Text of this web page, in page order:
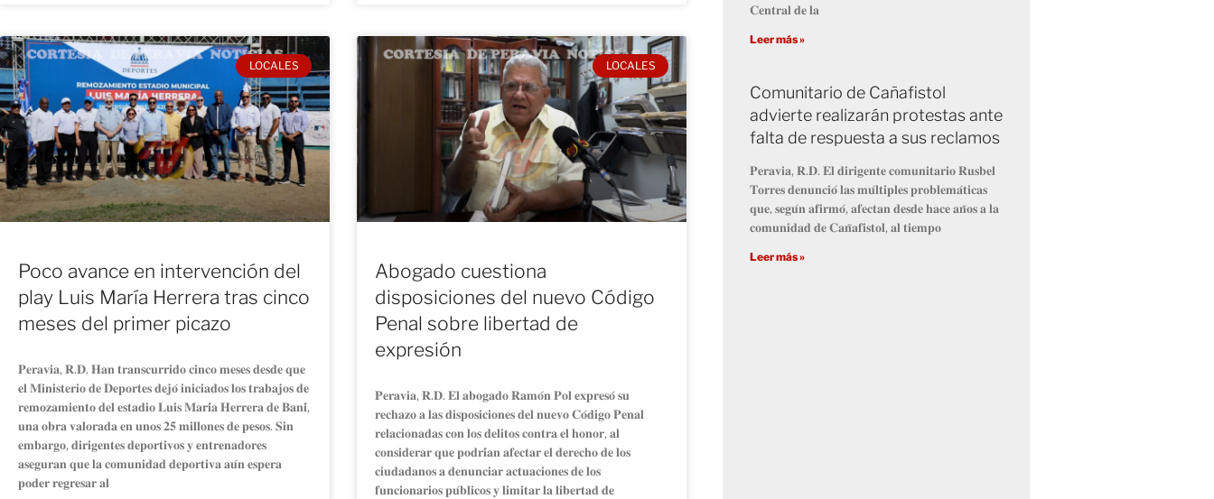
LOCALES
Poco avance en intervención del
play Luis María Herrera tras cinco
meses del primer picazo
𝐏𝐞𝐫𝐚𝐯𝐢𝐚, 𝐑.𝐃. 𝐇𝐚𝐧 𝐭𝐫𝐚𝐧𝐬𝐜𝐮𝐫𝐫𝐢𝐝𝐨 𝐜𝐢𝐧𝐜𝐨 𝐦𝐞𝐬𝐞𝐬 𝐝𝐞𝐬𝐝𝐞 𝐪𝐮𝐞
𝐞𝐥 𝐌𝐢𝐧𝐢𝐬𝐭𝐞𝐫𝐢𝐨 𝐝𝐞 𝐃𝐞𝐩𝐨𝐫𝐭𝐞𝐬 𝐝𝐞𝐣𝐨́ 𝐢𝐧𝐢𝐜𝐢𝐚𝐝𝐨𝐬 𝐥𝐨𝐬 𝐭𝐫𝐚𝐛𝐚𝐣𝐨𝐬 𝐝𝐞
𝐫𝐞𝐦𝐨𝐳𝐚𝐦𝐢𝐞𝐧𝐭𝐨 𝐝𝐞𝐥 𝐞𝐬𝐭𝐚𝐝𝐢𝐨 𝐋𝐮𝐢𝐬 𝐌𝐚𝐫𝐢́𝐚 𝐇𝐞𝐫𝐫𝐞𝐫𝐚 𝐝𝐞 𝐁𝐚𝐧𝐢́,
𝐮𝐧𝐚 𝐨𝐛𝐫𝐚 𝐯𝐚𝐥𝐨𝐫𝐚𝐝𝐚 𝐞𝐧 𝐮𝐧𝐨𝐬 𝟐𝟓 𝐦𝐢𝐥𝐥𝐨𝐧𝐞𝐬 𝐝𝐞 𝐩𝐞𝐬𝐨𝐬. 𝐒𝐢𝐧
𝐞𝐦𝐛𝐚𝐫𝐠𝐨, 𝐝𝐢𝐫𝐢𝐠𝐞𝐧𝐭𝐞𝐬 𝐝𝐞𝐩𝐨𝐫𝐭𝐢𝐯𝐨𝐬 𝐲 𝐞𝐧𝐭𝐫𝐞𝐧𝐚𝐝𝐨𝐫𝐞𝐬
𝐚𝐬𝐞𝐠𝐮𝐫𝐚𝐧 𝐪𝐮𝐞 𝐥𝐚 𝐜𝐨𝐦𝐮𝐧𝐢𝐝𝐚𝐝 𝐝𝐞𝐩𝐨𝐫𝐭𝐢𝐯𝐚 𝐚𝐮́𝐧 𝐞𝐬𝐩𝐞𝐫𝐚
𝐩𝐨𝐝𝐞𝐫 𝐫𝐞𝐠𝐫𝐞𝐬𝐚𝐫 𝐚𝐥
LOCALES
Abogado cuestiona
disposiciones del nuevo Código
Penal sobre libertad de
expresión
𝐏𝐞𝐫𝐚𝐯𝐢𝐚, 𝐑.𝐃. 𝐄𝐥 𝐚𝐛𝐨𝐠𝐚𝐝𝐨 𝐑𝐚𝐦𝐨́𝐧 𝐏𝐨𝐥 𝐞𝐱𝐩𝐫𝐞𝐬𝐨́ 𝐬𝐮
𝐫𝐞𝐜𝐡𝐚𝐳𝐨 𝐚 𝐥𝐚𝐬 𝐝𝐢𝐬𝐩𝐨𝐬𝐢𝐜𝐢𝐨𝐧𝐞𝐬 𝐝𝐞𝐥 𝐧𝐮𝐞𝐯𝐨 𝐂𝐨́𝐝𝐢𝐠𝐨 𝐏𝐞𝐧𝐚𝐥
𝐫𝐞𝐥𝐚𝐜𝐢𝐨𝐧𝐚𝐝𝐚𝐬 𝐜𝐨𝐧 𝐥𝐨𝐬 𝐝𝐞𝐥𝐢𝐭𝐨𝐬 𝐜𝐨𝐧𝐭𝐫𝐚 𝐞𝐥 𝐡𝐨𝐧𝐨𝐫, 𝐚𝐥
𝐜𝐨𝐧𝐬𝐢𝐝𝐞𝐫𝐚𝐫 𝐪𝐮𝐞 𝐩𝐨𝐝𝐫𝐢́𝐚𝐧 𝐚𝐟𝐞𝐜𝐭𝐚𝐫 𝐞𝐥 𝐝𝐞𝐫𝐞𝐜𝐡𝐨 𝐝𝐞 𝐥𝐨𝐬
𝐜𝐢𝐮𝐝𝐚𝐝𝐚𝐧𝐨𝐬 𝐚 𝐝𝐞𝐧𝐮𝐧𝐜𝐢𝐚𝐫 𝐚𝐜𝐭𝐮𝐚𝐜𝐢𝐨𝐧𝐞𝐬 𝐝𝐞 𝐥𝐨𝐬
𝐟𝐮𝐧𝐜𝐢𝐨𝐧𝐚𝐫𝐢𝐨𝐬 𝐩𝐮́𝐛𝐥𝐢𝐜𝐨𝐬 𝐲 𝐥𝐢𝐦𝐢𝐭𝐚𝐫 𝐥𝐚 𝐥𝐢𝐛𝐞𝐫𝐭𝐚𝐝 𝐝𝐞
𝐂𝐞𝐧𝐭𝐫𝐚𝐥 𝐝𝐞 𝐥𝐚
Leer más »
Comunitario de Cañafistol
advierte realizarán protestas ante
falta de respuesta a sus reclamos
𝐏𝐞𝐫𝐚𝐯𝐢𝐚, 𝐑.𝐃. 𝐄𝐥 𝐝𝐢𝐫𝐢𝐠𝐞𝐧𝐭𝐞 𝐜𝐨𝐦𝐮𝐧𝐢𝐭𝐚𝐫𝐢𝐨 𝐑𝐮𝐬𝐛𝐞𝐥
𝐓𝐨𝐫𝐫𝐞𝐬 𝐝𝐞𝐧𝐮𝐧𝐜𝐢𝐨́ 𝐥𝐚𝐬 𝐦𝐮́𝐥𝐭𝐢𝐩𝐥𝐞𝐬 𝐩𝐫𝐨𝐛𝐥𝐞𝐦𝐚́𝐭𝐢𝐜𝐚𝐬
𝐪𝐮𝐞, 𝐬𝐞𝐠𝐮́𝐧 𝐚𝐟𝐢𝐫𝐦𝐨́, 𝐚𝐟𝐞𝐜𝐭𝐚𝐧 𝐝𝐞𝐬𝐝𝐞 𝐡𝐚𝐜𝐞 𝐚𝐧̃𝐨𝐬 𝐚 𝐥𝐚
𝐜𝐨𝐦𝐮𝐧𝐢𝐝𝐚𝐝 𝐝𝐞 𝐂𝐚𝐧̃𝐚𝐟𝐢𝐬𝐭𝐨𝐥, 𝐚𝐥 𝐭𝐢𝐞𝐦𝐩𝐨
Leer más »